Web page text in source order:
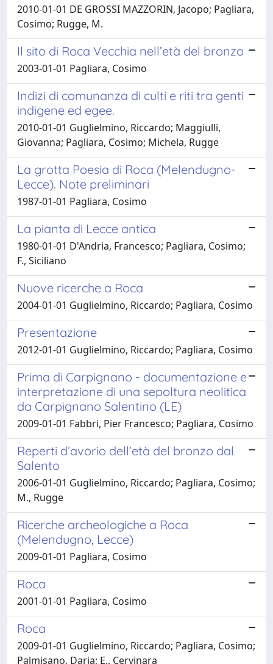
2010-01-01 DE GROSSI MAZZORIN, Jacopo; Pagliara,
Cosimo; Rugge, M.
Il sito di Roca Vecchia nell’età del bronzo
2003-01-01 Pagliara, Cosimo
Indizi di comunanza di culti e riti tra genti
indigene ed egee.
2010-01-01 Guglielmino, Riccardo; Maggiulli,
Giovanna; Pagliara, Cosimo; Michela, Rugge
La grotta Poesia di Roca (Melendugno-
Lecce). Note preliminari
1987-01-01 Pagliara, Cosimo
La pianta di Lecce antica
1980-01-01 D'Andria, Francesco; Pagliara, Cosimo;
F., Siciliano
Nuove ricerche a Roca
2004-01-01 Guglielmino, Riccardo; Pagliara, Cosimo
Presentazione
2012-01-01 Guglielmino, Riccardo; Pagliara, Cosimo
Prima di Carpignano - documentazione e
interpretazione di una sepoltura neolitica
da Carpignano Salentino (LE)
2009-01-01 Fabbri, Pier Francesco; Pagliara, Cosimo
Reperti d’avorio dell’età del bronzo dal
Salento
2006-01-01 Guglielmino, Riccardo; Pagliara, Cosimo;
M., Rugge
Ricerche archeologiche a Roca
(Melendugno, Lecce)
2009-01-01 Pagliara, Cosimo
Roca
2001-01-01 Pagliara, Cosimo
Roca
2009-01-01 Guglielmino, Riccardo; Pagliara, Cosimo;
Palmisano, Daria; E., Cervinara